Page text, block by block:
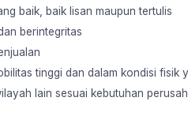
baik, baik lisan maupun tertulis
berintegritas
tinggi dan dalam kondisi fisik
lain sesuai kebutuhan